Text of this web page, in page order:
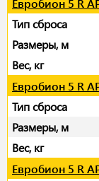
Евробион 5 R
Евробион 5 R
Евробион 5 R